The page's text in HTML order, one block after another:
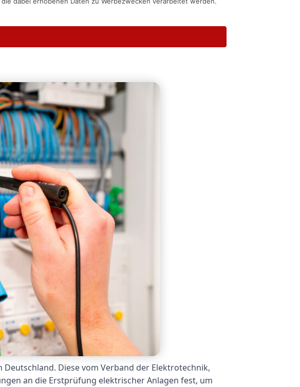
Diese vom Verband der Elektrotechnik,
an die Erstprüfung elektrischer Anlagen fest, um